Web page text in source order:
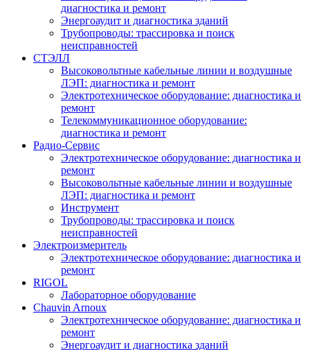
диагностика и ремонт
Энергоаудит и диагностика зданий
Трубопроводы: трассировка и поиск
неисправностей
СТЭЛЛ
Высоковольтные кабельные линии и воздушные
ЛЭП: диагностика и ремонт
Электротехническое оборудование: диагностика и
ремонт
Телекоммуникационное оборудование:
диагностика и ремонт
Радио-Cервис
Электротехническое оборудование: диагностика и
ремонт
Высоковольтные кабельные линии и воздушные
ЛЭП: диагностика и ремонт
Инструмент
Трубопроводы: трассировка и поиск
неисправностей
Электроизмеритель
Электротехническое оборудование: диагностика и
ремонт
RIGOL
Лабораторное оборудование
Chauvin Arnoux
Электротехническое оборудование: диагностика и
ремонт
Энергоаудит и диагностика зданий